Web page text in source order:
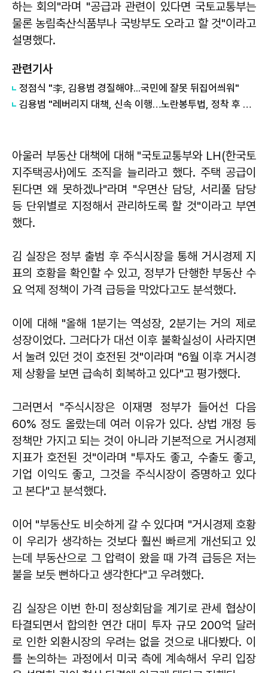
하는 회의"라며 "공급과 관련이 있다면 국토교통부는
물론 농림축산식품부나 국방부도 오라고 할 것"이라고
설명했다.
관련기사
정점식 "李, 김용범 경질해야...국민에 잘못 뒤집어씌워"
김용범 "레버리지 대책, 신속 이행…노란봉투법, 정착 후 고치면 돼" 外
아울러 부동산 대책에 대해 "국토교통부와 LH(한국토
지주택공사)에도 조직을 늘리라고 했다. 주택 공급이
된다면 왜 못하겠나"라며 "우면산 담당, 서리풀 담당
등 단위별로 지정해서 관리하도록 할 것"이라고 부연
했다.
김 실장은 정부 출범 후 주식시장을 통해 거시경제 지
표의 호황을 확인할 수 있고, 정부가 단행한 부동산 수
요 억제 정책이 가격 급등을 막았다고도 분석했다.
이에 대해 "올해 1분기는 역성장, 2분기는 거의 제로
성장이었다. 그러다가 대선 이후 불확실성이 사라지면
서 눌려 있던 것이 호전된 것"이라며 "6월 이후 거시경
제 상황을 보면 급속히 회복하고 있다"고 평가했다.
그러면서 "주식시장은 이재명 정부가 들어선 다음
60% 정도 올랐는데 여러 이유가 있다. 상법 개정 등
정책만 가지고 되는 것이 아니라 기본적으로 거시경제
지표가 호전된 것"이라며 "투자도 좋고, 수출도 좋고,
기업 이익도 좋고, 그것을 주식시장이 증명하고 있다
고 본다"고 분석했다.
이어 "부동산도 비슷하게 갈 수 있다며 "거시경제 호황
이 우리가 생각하는 것보다 훨씬 빠르게 개선되고 있
는데 부동산으로 그 압력이 왔을 때 가격 급등은 저는
불을 보듯 뻔하다고 생각한다"고 우려했다.
김 실장은 이번 한·미 정상회담을 계기로 관세 협상이
타결되면서 합의한 연간 대미 투자 규모 200억 달러
로 인한 외환시장의 우려는 없을 것으로 내다봤다. 이
를 논의하는 과정에서 미국 측에 계속해서 우리 입장